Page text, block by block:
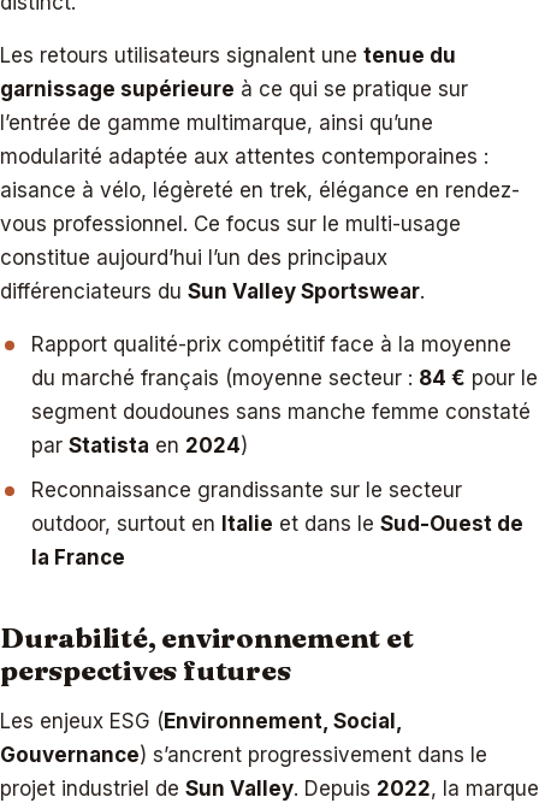
Les retours utilisateurs signalent une tenue du
garnissage supérieure à ce qui se pratique sur
l’entrée de gamme multimarque, ainsi qu’une
modularité adaptée aux attentes contemporaines :
aisance à vélo, légèreté en trek, élégance en rendez-
vous professionnel. Ce focus sur le multi-usage
constitue aujourd’hui l’un des principaux
différenciateurs du Sun Valley Sportswear.
Rapport qualité-prix compétitif face à la moyenne
du marché français (moyenne secteur : 84 € pour le
segment doudounes sans manche femme constaté
par Statista en 2024)
Reconnaissance grandissante sur le secteur
outdoor, surtout en Italie et dans le Sud-Ouest de
la France
Durabilité, environnement et
perspectives futures
Les enjeux ESG ( Environnement, Social,
Gouvernance) s’ancrent progressivement dans le
projet industriel de Sun Valley. Depuis 2022, la marque